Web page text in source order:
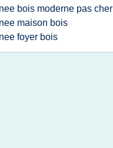
bois moderne pas cher
maison bois
foyer bois